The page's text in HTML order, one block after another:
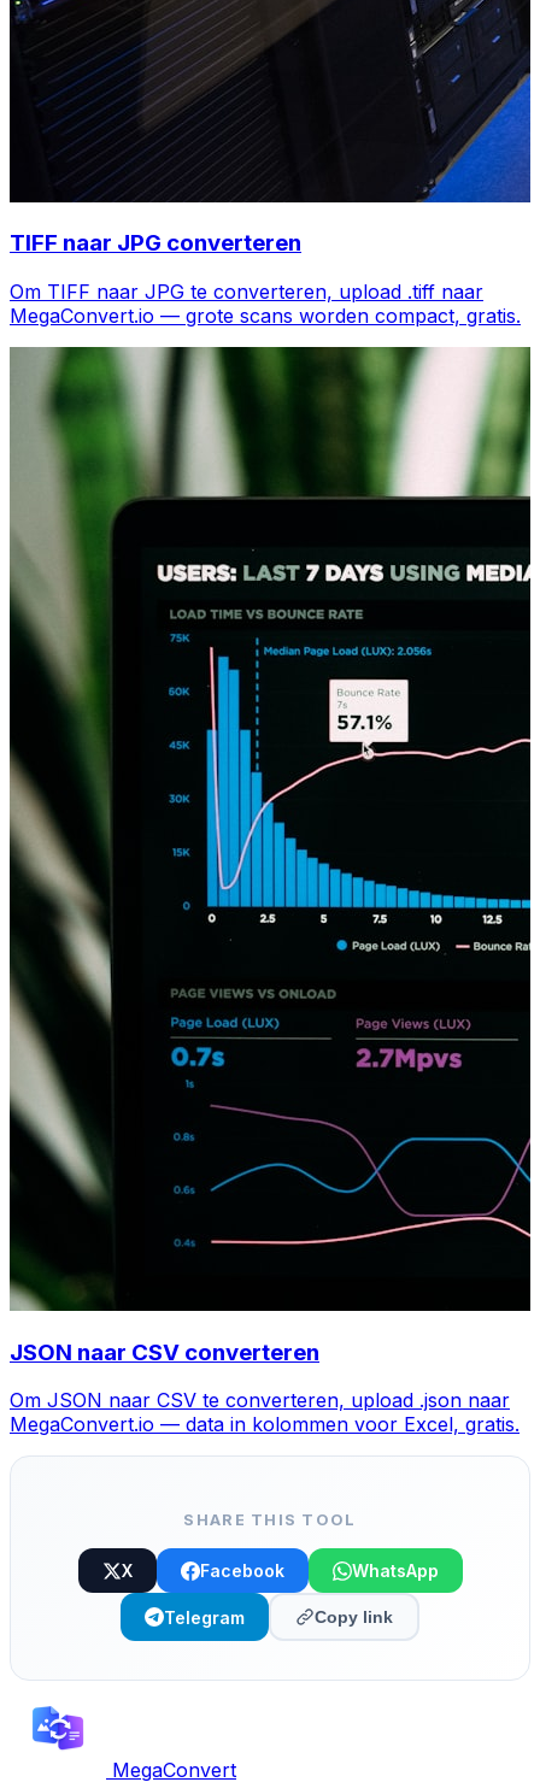
TIFF naar JPG converteren
Om TIFF naar JPG te converteren, upload .tiff naar
MegaConvert.io — grote scans worden compact, gratis.
JSON naar CSV converteren
Om JSON naar CSV te converteren, upload .json naar
MegaConvert.io — data in kolommen voor Excel, gratis.
SHARE THIS TOOL
X Facebook WhatsApp
Telegram Copy link
MegaConvert